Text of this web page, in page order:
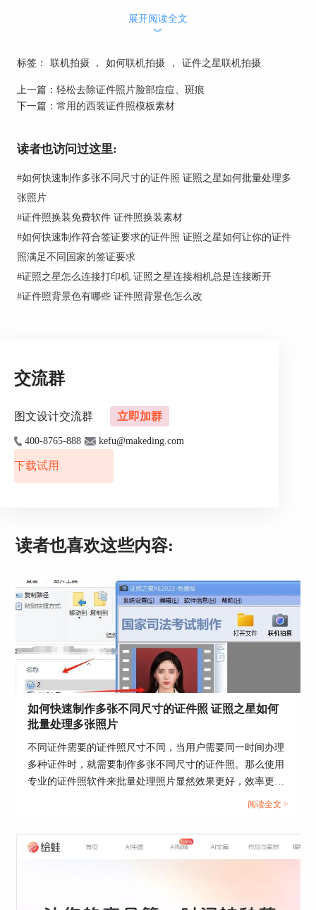
在证照之星的安装目录下我们会看到这样一个可执
行程序CallRemoteCapture.exe，该程序用于调用相
图片1：证照之星CallRemoteCapture程序
双击运行这个可执行文件，弹出如下窗口。
如上图所示，有三个地方需要进行设置：
到相机联机拍摄驱动程序的安装目录，把具体的驱
动程序的绝对路径复制进来就可以了。
2、连接拍摄软件主窗口标题，这个我们需要把那
个联机拍摄的软件运行起来，在把运行后的窗体的
标题输入进去。
图片3：主窗口标题
运行的那个联机拍摄窗体里面找到这个路径，然后
填写进去，就可以了（如下图所示）。
展开阅读全文
︾
标签： 联机拍摄 ， 如何联机拍摄 ， 证件之星联机拍摄
上一篇： 轻松去除证件照片脸部痘痘、斑痕
下一篇： 常用的西装证件照模板素材
读者也访问过这里:
#如何快速制作多张不同尺寸的证件照 证照之星如何批量处理多
张照片
#证件照换装免费软件 证件照换装素材
#如何快速制作符合签证要求的证件照 证照之星如何让你的证件
照满足不同国家的签证要求
#证照之星怎么连接打印机 证照之星连接相机总是连接断开
#证件照背景色有哪些 证件照背景色怎么改
交流群
图文设计交流群 立即加群
400-8765-888 kefu@makeding.com
下载试用
读者也喜欢这些内容:
如何快速制作多张不同尺寸的证件照 证照之星如何
批量处理多张照片
不同证件需要的证件照尺寸不同，当用户需要同一时间办理
多种证件时，就需要制作多张不同尺寸的证件照。那么使用
专业的证件照软件来批量处理照片显然效果更好，效率更
高，这篇文章就告诉大家如何快速制作多张不同尺寸的证件
阅读全文 >